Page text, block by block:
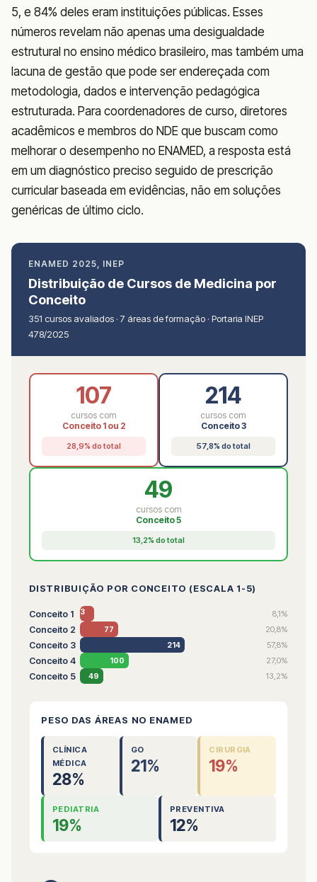
5, e 84% deles eram instituições públicas. Esses
números revelam não apenas uma desigualdade
estrutural no ensino médico brasileiro, mas também uma
lacuna de gestão que pode ser endereçada com
metodologia, dados e intervenção pedagógica
estruturada. Para coordenadores de curso, diretores
acadêmicos e membros do NDE que buscam como
melhorar o desempenho no ENAMED, a resposta está
em um diagnóstico preciso seguido de prescrição
curricular baseada em evidências, não em soluções
genéricas de último ciclo.
ENAMED 2025, INEP
Distribuição de Cursos de Medicina por
Conceito
351 cursos avaliados · 7 áreas de formação · Portaria INEP
478/2025
107
cursos com
Conceito 1 ou 2
28,9% do total
214
cursos com
Conceito 3
57,8% do total
49
cursos com
Conceito 5
13,2% do total
DISTRIBUIÇÃO POR CONCEITO (ESCALA 1-5)
Conceito 1
3
0
8,1%
Conceito 2 77 20,8%
Conceito 3 214 57,8%
Conceito 4 100 27,0%
Conceito 5 49 13,2%
PESO DAS ÁREAS NO ENAMED
CLÍNICA
MÉDICA
28%
GO
21%
CIRURGIA
19%
PEDIATRIA
19%
PREVENTIVA
12%